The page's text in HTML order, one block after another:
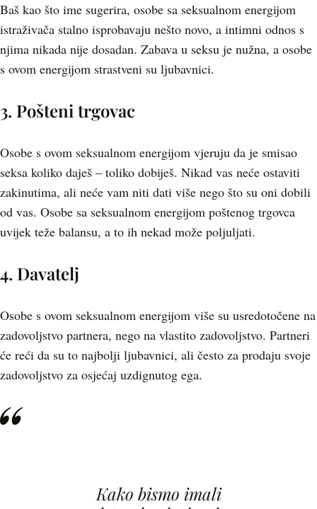
Baš kao što ime sugerira, osobe sa seksualnom energijom
istraživača stalno isprobavaju nešto novo, a intimni odnos s
njima nikada nije dosadan. Zabava u seksu je nužna, a osobe
s ovom energijom strastveni su ljubavnici.
3. Pošteni trgovac
Osobe s ovom seksualnom energijom vjeruju da je smisao
seksa koliko daješ – toliko dobiješ. Nikad vas neće ostaviti
zakinutima, ali neće vam niti dati više nego što su oni dobili
od vas. Osobe sa seksualnom energijom poštenog trgovca
uvijek teže balansu, a to ih nekad može poljuljati.
4. Davatelj
Osobe s ovom seksualnom energijom više su usredotočene na
zadovoljstvo partnera, nego na vlastito zadovoljstvo. Partneri
će reći da su to najbolji ljubavnici, ali često za prodaju svoje
zadovoljstvo za osjećaj uzdignutog ega.
Kako bismo imali